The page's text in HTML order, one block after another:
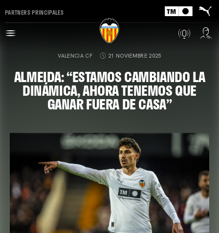
PARTNERS PRINCIPALES
VALENCIA CF 21 NOVIEMBRE 2025
ALMEIDA: “ESTAMOS CAMBIANDO LA
DINÁMICA, AHORA TENEMOS QUE
GANAR FUERA DE CASA”